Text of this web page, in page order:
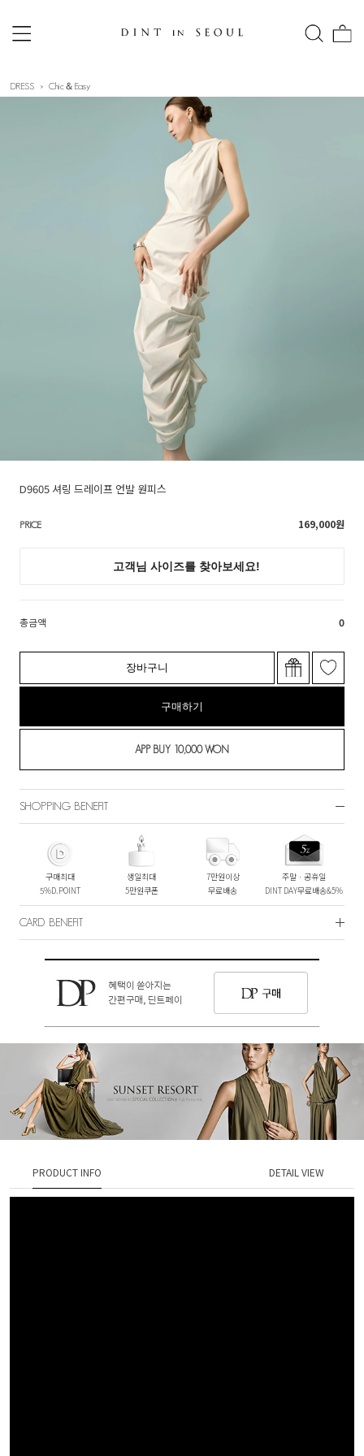
DRESS Chic＆Easy
D9605 셔링 드레이프 언발 원피스
PRICE 169,000원
총금액 0
장바구니
구매하기
SHOPPING BENEFIT
구매최대
5%D.POINT
생일최대
5만원쿠폰
7만원이상
무료배송
주말ㆍ공휴일
DINT DAY무료배송&5%
CARD BENEFIT
PRODUCT INFO DETAIL VIEW